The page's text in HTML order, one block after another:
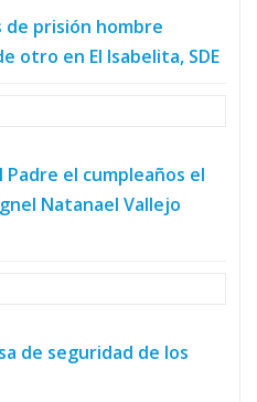
de prisión hombre
otro en El Isabelita, SDE
el cumpleaños el
Natanael Vallejo
de seguridad de los